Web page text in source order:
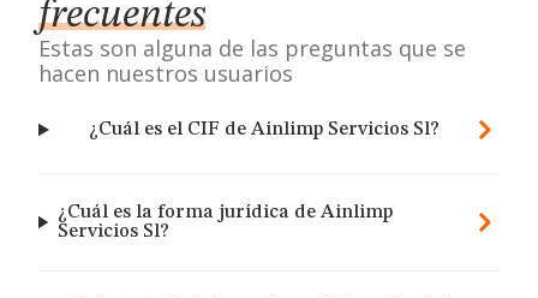
frecuentes
Estas son alguna de las preguntas que se
hacen nuestros usuarios
¿Cuál es el CIF de Ainlimp Servicios Sl?
¿Cuál es la forma jurídica de Ainlimp
Servicios Sl?